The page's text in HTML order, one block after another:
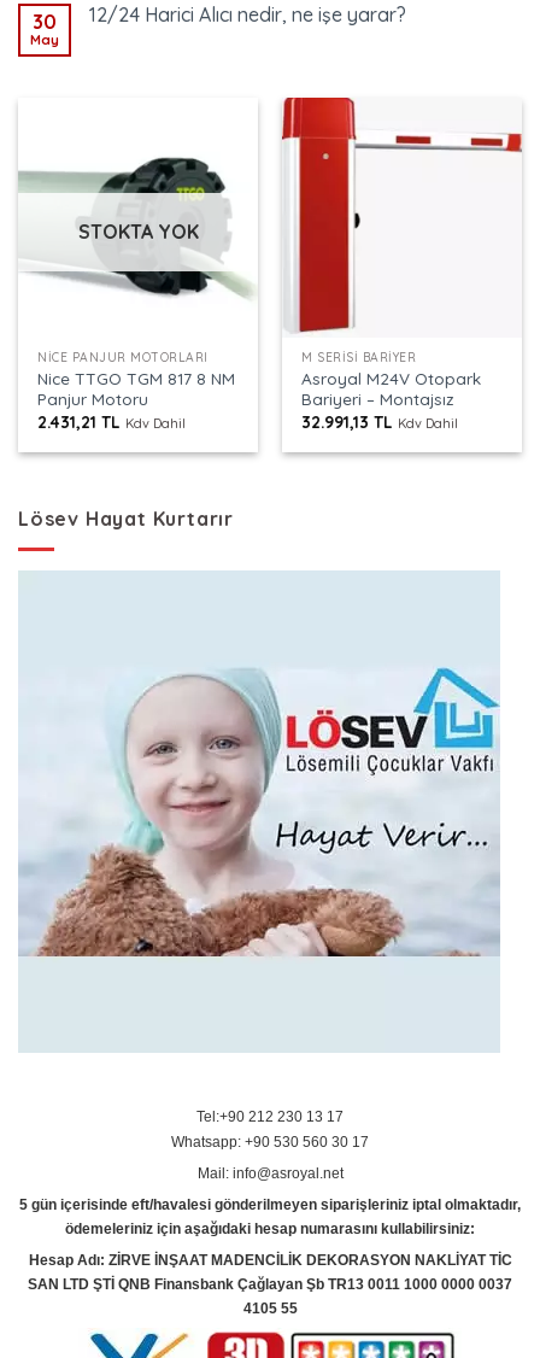
30
May
12/24 Harici Alıcı nedir, ne işe yarar?
STOKTA YOK
NICE PANJUR MOTORLARI
Nice TTGO TGM 817 8 NM
Panjur Motoru
2.431,21TL Kdv Dahil
M SERISI BARIYER
Asroyal M24V Otopark
Bariyeri – Montajsız
32.991,13TL Kdv Dahil
Lösev Hayat Kurtarır
Tel:+90 212 230 13 17
Whatsapp: +90 530 560 30 17
Mail: info@asroyal.net
5 gün içerisinde eft/havalesi gönderilmeyen siparişleriniz iptal olmaktadır,
ödemeleriniz için aşağıdaki hesap numarasını kullabilirsiniz:
Hesap Adı: ZİRVE İNŞAAT MADENCİLİK DEKORASYON NAKLİYAT TİC
SAN LTD ŞTİ QNB Finansbank Çağlayan Şb TR13 0011 1000 0000 0037
4105 55